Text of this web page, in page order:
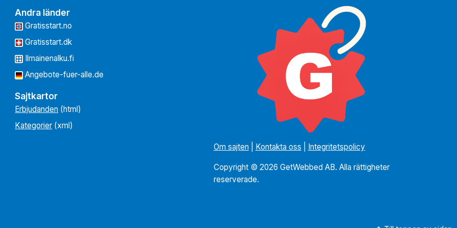
Andra länder
Gratisstart.no
Gratisstart.dk
Ilmainenalku.fi
Angebote-fuer-alle.de
Sajtkartor
Erbjudanden (html)
Kategorier (xml)
Om sajten Kontakta oss Integritetspolicy
Copyright © 2026 GetWebbed AB. Alla rättigheter
reserverade.